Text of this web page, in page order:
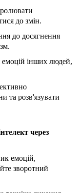
до змін.
до досягнення
емоцій інших людей,
та розв'язувати
через
емоцій,
зворотний